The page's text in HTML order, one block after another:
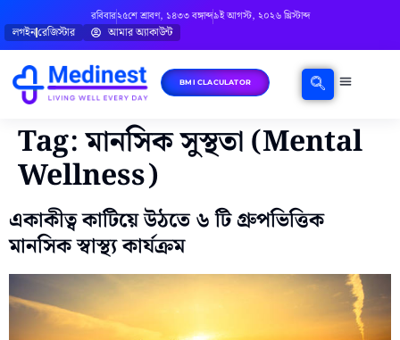
রবিবার২৫শে শ্রাবণ, ১৪৩৩ বঙ্গাব্দ৯ই আগস্ট, ২০২৬ খ্রিস্টাব্দ
লগইনরেজিস্টার আমার অ্যাকাউন্ট
BMI CLACULATOR
Tag:মানসিক সুস্থতা (Mental
Wellness)
একাকীত্ব কাটিয়ে উঠতে ৬ টি গ্রুপভিত্তিক
মানসিক স্বাস্থ্য কার্যক্রম